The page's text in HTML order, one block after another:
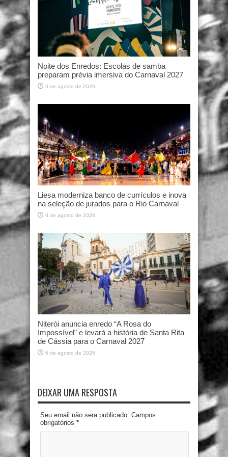
Noite dos Enredos: Escolas de samba
preparam prévia imersiva do Carnaval 2027
6 de agosto de 2026
Liesa moderniza banco de currículos e inova
na seleção de jurados para o Rio Carnaval
6 de agosto de 2026
Niterói anuncia enredo “A Rosa do
Impossível” e levará a história de Santa Rita
de Cássia para o Carnaval 2027
6 de agosto de 2026
DEIXAR UMA RESPOSTA
Seu email não sera publicado. Campos
obrigatórios *